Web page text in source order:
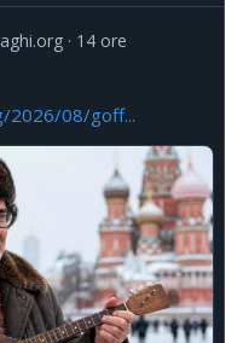
14 ore
2026/08/goff...